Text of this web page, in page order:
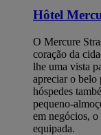
Hôtel
O Mercure
coração da
lhe uma vista
apreciar o belo
hóspedes
pequeno-
em negócios,
equipada.